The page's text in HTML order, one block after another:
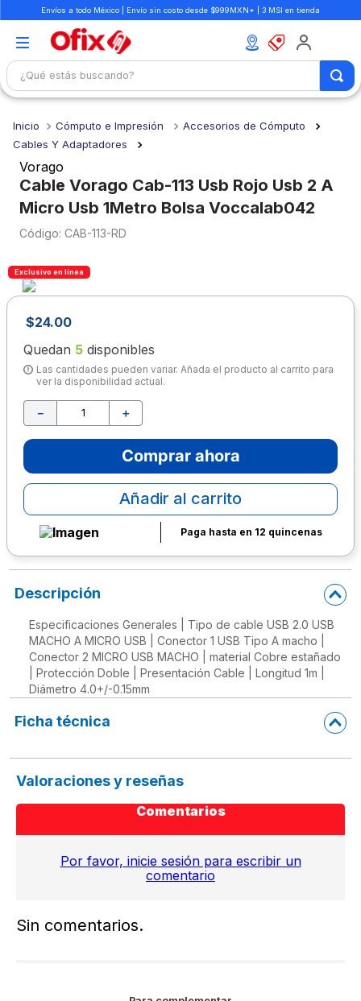
Envíos a todo México | Envío sin costo desde $999MXN* | 3 MSI en tienda
¿Qué estás buscando?
Cómputo e Impresión
Accesorios de Cómputo
Cables Y Adaptadores
Vorago
Cable Vorago Cab-113 Usb Rojo Usb 2 A
Micro Usb 1Metro Bolsa Voccalab042
: CAB-113-RD
Exclusivo en línea
$24.00
Quedan 5 disponibles
Las cantidades pueden variar. Añada el producto al carrito para
ver la disponibilidad actual.
＋
－
Comprar ahora
Añadir al carrito
Paga hasta en 12 quincenas
Descripción
Especificaciones Generales | Tipo de cable USB 2.0 USB
MACHO A MICRO USB | Conector 1 USB Tipo A macho |
Conector 2 MICRO USB MACHO | material Cobre estañado
| Protección Doble | Presentación Cable | Longitud 1m |
Diámetro 4.0+/-0.15mm
Ficha técnica
Valoraciones y reseñas
Comentarios
Por favor, inicie sesión para escribir un
comentario
Sin comentarios.
1.
mochilas
2
3.
cuaderno
4.
colores
cuadernos
6.
boligrafo
7.
escolar
8.
sacapuntas
9.
lapiz
escritorio